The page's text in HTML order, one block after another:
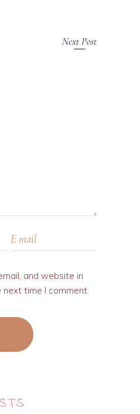
Next Post
and website in
time I comment.